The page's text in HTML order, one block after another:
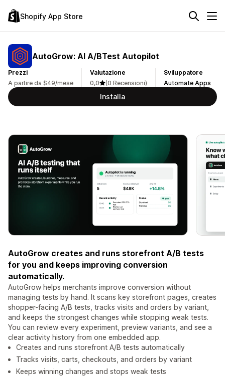
Shopify App Store
AutoGrow: AI A/BTest Autopilot
Prezzi
A partire da $49/mese
Valutazione
0,0
(0 Recensioni)
Sviluppatore
Automate Apps
Installa
AutoGrow creates and runs storefront A/B tests
for you and keeps improving conversion
automatically.
AutoGrow helps merchants improve conversion without
managing tests by hand. It scans key storefront pages, creates
shopper-facing A/B tests, tracks visits and orders by variant,
and keeps the strongest changes while stopping weak tests.
You can review every experiment, preview variants, and see a
clear activity history from one embedded app.
Creates and runs storefront A/B tests automatically
Tracks visits, carts, checkouts, and orders by variant
Keeps winning changes and stops weak tests